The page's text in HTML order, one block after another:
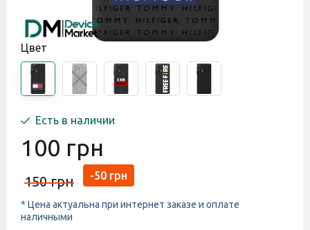
Цвет
Есть в наличии
100 грн
150 грн -50 грн
* Цена актуальна при интернет заказе и оплате
наличными